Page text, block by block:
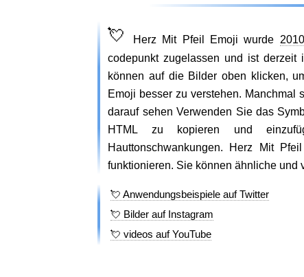
💘 Herz Mit Pfeil Emoji wurde 2010
codepunkt zugelassen und ist derzeit
können auf die Bilder oben klicken,
Emoji besser zu verstehen. Manchmal
darauf sehen Verwenden Sie das
HTML zu kopieren und
Hauttonschwankungen. Herz Mit
funktionieren. Sie können ähnliche und
💘 Anwendungsbeispiele auf Twitter
💘 Bilder auf Instagram
💘 videos auf YouTube